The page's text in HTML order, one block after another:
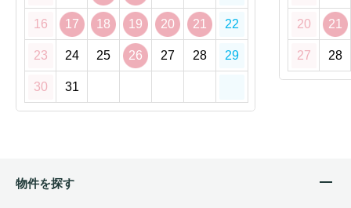
16 17 18 19 20 21 22
23 24 25 26 27 28 29
30 31
20 21
27 28
物件を探す